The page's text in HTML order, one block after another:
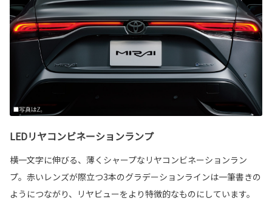
LEDリヤコンビネーションランプ
横一文字に伸びる、薄くシャープなリヤコンビネーションラン
プ。赤いレンズが際立つ3本のグラデーションラインは一筆書きの
ようにつながり、リヤビューをより特徴的なものにしています。